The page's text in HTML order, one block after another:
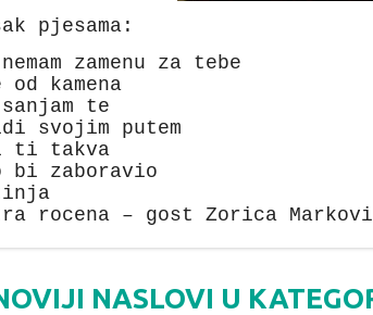
pjesama:
zamenu za tebe
od kamena
te
svojim putem
ti takva
bi zaboravio
rocena – gost Zorica
NASLOVI U